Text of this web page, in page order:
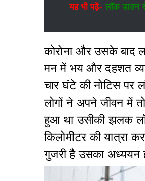
यह भी पढ़ें- लॉक डाउन
कोरोना और उसके बाद
मन में भय और दहशत
चार घंटे की नोटिस पर
लोगों ने अपने जीवन में
हुआ था उसीकी झलक
किलोमीटर की यात्रा
गुजरी है उसका अध्ययन